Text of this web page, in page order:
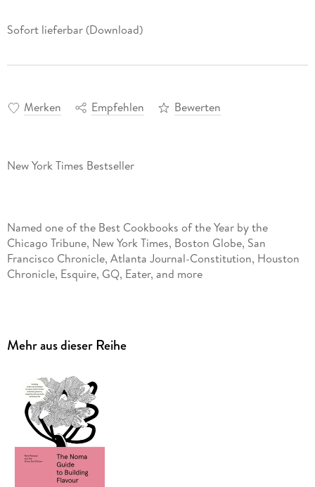
Sofort lieferbar (Download)
Merken Empfehlen Bewerten
New York Times Bestseller
Named one of the Best Cookbooks of the Year by the
Chicago Tribune, New York Times, Boston Globe, San
Francisco Chronicle, Atlanta Journal-Constitution, Houston
Chronicle, Esquire, GQ, Eater, and more
& Wine, Bon Appétit, Esquire, Field & Stream, New York
"An indispensable manual for home cooks and pro chefs." -
Wired
Mehr aus dieser Reihe